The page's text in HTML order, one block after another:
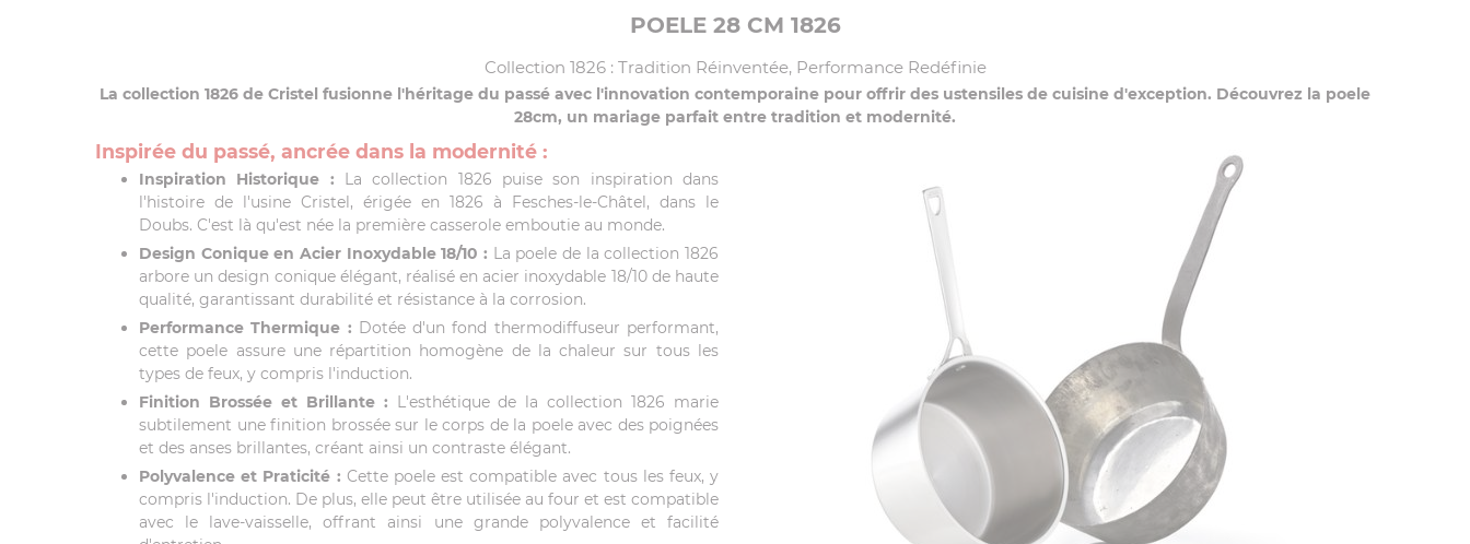
POELE 28 CM 1826
Collection 1826 : Tradition Réinventée, Performance Redéfinie
La collection 1826 de Cristel fusionne l'héritage du passé avec l'innovation contemporaine pour offrir des ustensiles de cuisine d'exception. Découvrez la poele
28cm, un mariage parfait entre tradition et modernité.
Inspirée du passé, ancrée dans la modernité :
Inspiration Historique : La collection 1826 puise son inspiration dans
l'histoire de l'usine Cristel, érigée en 1826 à Fesches-le-Châtel, dans le
Doubs. C'est là qu'est née la première casserole emboutie au monde.
Design Conique en Acier Inoxydable 18/10 : La poele de la collection 1826
arbore un design conique élégant, réalisé en acier inoxydable 18/10 de haute
qualité, garantissant durabilité et résistance à la corrosion.
Performance Thermique : Dotée d'un fond thermodiffuseur performant,
cette poele assure une répartition homogène de la chaleur sur tous les
types de feux, y compris l'induction.
Finition Brossée et Brillante : L'esthétique de la collection 1826 marie
subtilement une finition brossée sur le corps de la poele avec des poignées
et des anses brillantes, créant ainsi un contraste élégant.
Polyvalence et Praticité : Cette poele est compatible avec tous les feux, y
compris l'induction. De plus, elle peut être utilisée au four et est compatible
avec le lave-vaisselle, offrant ainsi une grande polyvalence et facilité